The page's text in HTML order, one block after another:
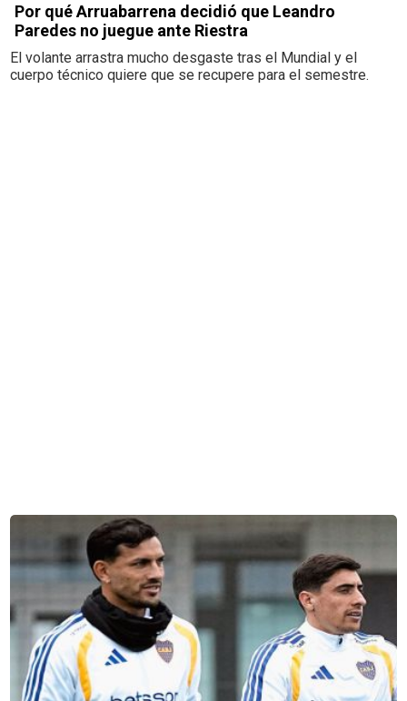
Por qué Arruabarrena decidió que Leandro
Paredes no juegue ante Riestra
El volante arrastra mucho desgaste tras el Mundial y el
cuerpo técnico quiere que se recupere para el semestre.